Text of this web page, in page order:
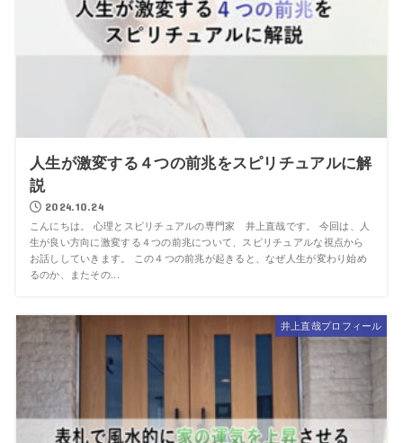
人生が激変する４つの前兆をスピリチュアルに解
説
2024.10.24
こんにちは。 心理とスピリチュアルの専門家 井上直哉です。 今回は、人
生が良い方向に激変する４つの前兆について、スピリチュアルな視点から
お話ししていきます。 この４つの前兆が起きると、なぜ人生が変わり始め
るのか、またその...
井上直哉プロフィール